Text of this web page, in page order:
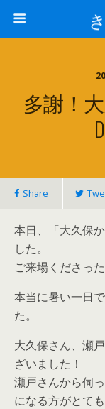
多謝！
Share
本日、「大久保
した。
ご来場くださっ
本当に暑い一日
た。
大久保さん、瀬
ざいました！
瀬戸さんから伺
になる方がとて